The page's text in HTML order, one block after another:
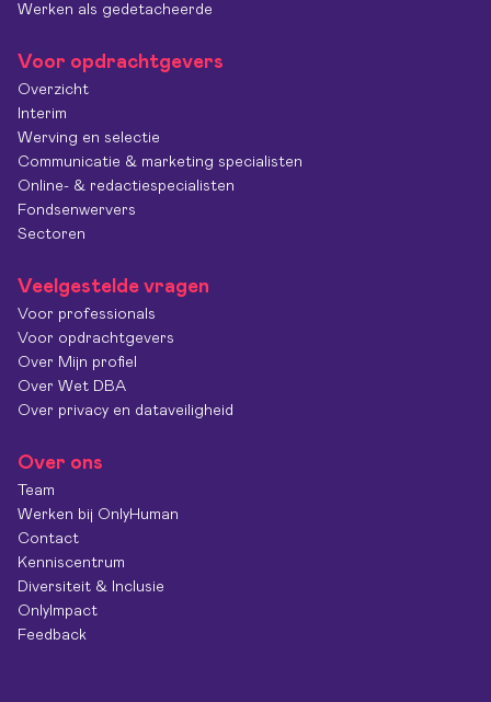
Werken als gedetacheerde
Voor opdrachtgevers
Overzicht
Interim
Werving en selectie
Communicatie & marketing specialisten
Online- & redactiespecialisten
Fondsenwervers
Sectoren
Veelgestelde vragen
Voor professionals
Voor opdrachtgevers
Over Mijn profiel
Over Wet DBA
Over privacy en dataveiligheid
Over ons
Team
Werken bij OnlyHuman
Contact
Kenniscentrum
Diversiteit & Inclusie
OnlyImpact
Feedback